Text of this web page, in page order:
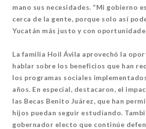
mano sus necesidades. “Mi gobierno
cerca de la gente, porque solo así
Yucatán más justo y con
La familia Hoil Ávila aprovechó la
hablar sobre los beneficios que han
los programas sociales
años. En especial, destacaron, el
las Becas Benito Juárez, que han
hijos puedan seguir estudiando.
gobernador electo que continúe